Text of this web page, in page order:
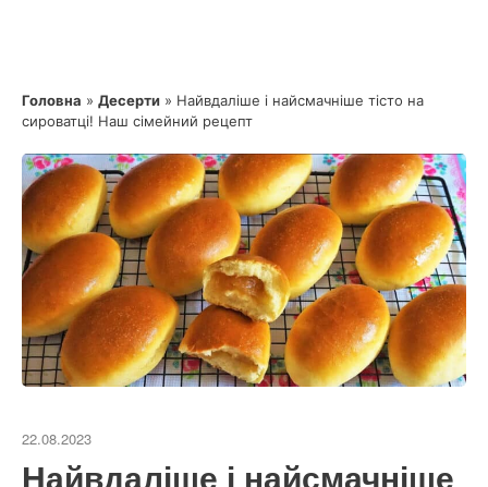
Головна » Десерти » Найвдаліше і найсмачніше тісто на
сироватці! Наш сімейний рецепт
22.08.2023
Найвдаліше і найсмачніше